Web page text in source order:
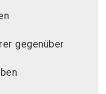
gegenüber